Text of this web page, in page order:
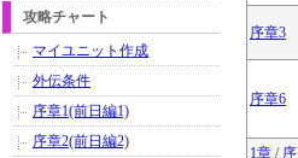
序章3
序章6
1章 / 序
攻略チャート
マイユニット作成
外伝条件
序章1(前日編1)
序章2(前日編2)